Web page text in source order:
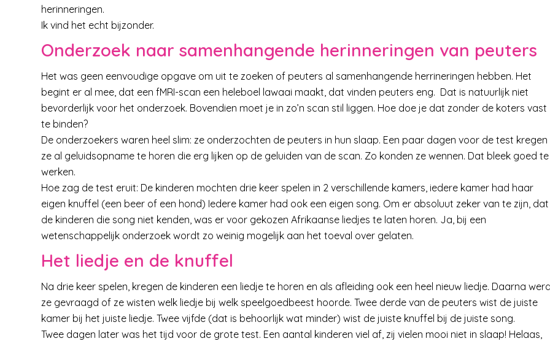
herinneringen.
Ik vind het echt bijzonder.
Onderzoek naar samenhangende herinneringen van peuters
Het was geen eenvoudige opgave om uit te zoeken of peuters al samenhangende herrineringen hebben. Het
begint er al mee, dat een fMRI-scan een heleboel lawaai maakt, dat vinden peuters eng. Dat is natuurlijk niet
bevorderlijk voor het onderzoek. Bovendien moet je in zo’n scan stil liggen. Hoe doe je dat zonder de koters vast
te binden?
De onderzoekers waren heel slim: ze onderzochten de peuters in hun slaap. Een paar dagen voor de test kregen
ze al geluidsopname te horen die erg lijken op de geluiden van de scan. Zo konden ze wennen. Dat bleek goed te
werken.
Hoe zag de test eruit: De kinderen mochten drie keer spelen in 2 verschillende kamers, iedere kamer had haar
eigen knuffel (een beer of een hond) Iedere kamer had ook een eigen song. Om er absoluut zeker van te zijn, dat
de kinderen die song niet kenden, was er voor gekozen Afrikaanse liedjes te laten horen. Ja, bij een
wetenschappelijk onderzoek wordt zo weinig mogelijk aan het toeval over gelaten.
Het liedje en de knuffel
Na drie keer spelen, kregen de kinderen een liedje te horen en als afleiding ook een heel nieuw liedje. Daarna
ze gevraagd of ze wisten welk liedje bij welk speelgoedbeest hoorde. Twee derde van de peuters wist de juiste
kamer bij het juiste liedje. Twee vijfde (dat is behoorlijk wat minder) wist de juiste knuffel bij de juiste song.
Twee dagen later was het tijd voor de grote test. Een aantal kinderen viel af, zij vielen mooi niet in slaap! Helaas,